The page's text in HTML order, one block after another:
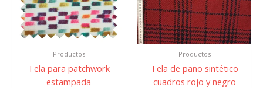
Productos
Tela para patchwork
estampada
Productos
Tela de paño sintético
cuadros rojo y negro